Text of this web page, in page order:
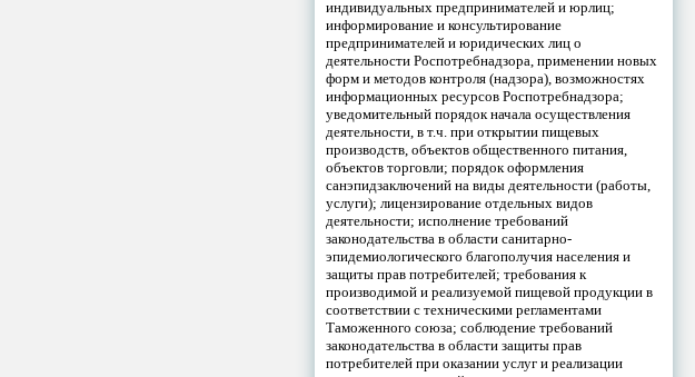
индивидуальных предпринимателей и юрлиц;
информирование и консультирование
предпринимателей и юридических лиц о
деятельности Роспотребнадзора, применении новых
форм и методов контроля (надзора), возможностях
информационных ресурсов Роспотребнадзора;
уведомительный порядок начала осуществления
деятельности, в т.ч. при открытии пищевых
производств, объектов общественного питания,
объектов торговли; порядок оформления
санэпидзаключений на виды деятельности (работы,
услуги); лицензирование отдельных видов
деятельности; исполнение требований
законодательства в области санитарно-
эпидемиологического благополучия населения и
защиты прав потребителей; требования к
производимой и реализуемой пищевой продукции в
соответствии с техническими регламентами
Таможенного союза; соблюдение требований
законодательства в области защиты прав
потребителей при оказании услуг и реализации